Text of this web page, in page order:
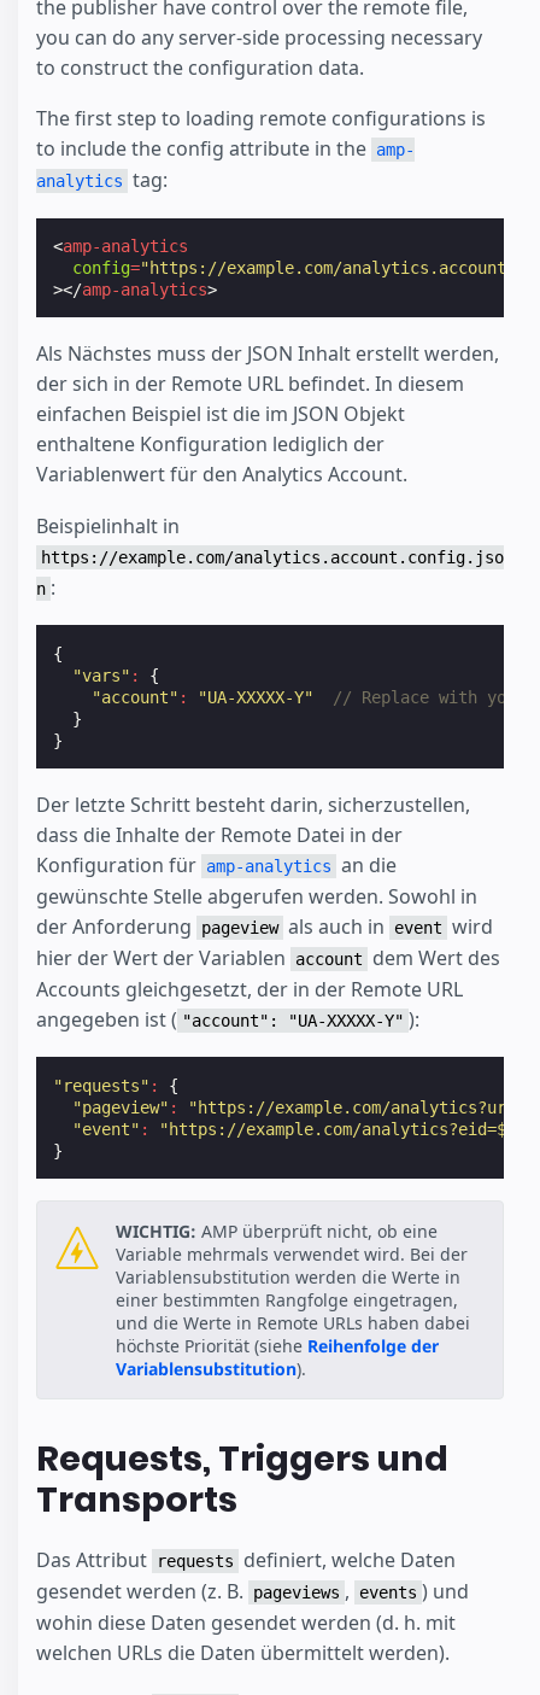
the publisher have control over the remote file,
you can do any server-side processing necessary
to construct the configuration data.
The first step to loading remote configurations is
to include the config attribute in the amp-
analytics tag:
<amp-analytics
config="https://example.com/
></amp-analytics>
Als Nächstes muss der JSON Inhalt erstellt werden,
der sich in der Remote URL befindet. In diesem
einfachen Beispiel ist die im JSON Objekt
enthaltene Konfiguration lediglich der
Variablenwert für den Analytics Account.
Beispielinhalt in
https://example.com/analytics.account.config.jso
n :
{
"vars" :
{
"account" : "UA-XXXXX-Y"
// Replace with your
}
}
Der letzte Schritt besteht darin, sicherzustellen,
dass die Inhalte der Remote Datei in der
Konfiguration für amp-analytics an die
gewünschte Stelle abgerufen werden. Sowohl in
der Anforderung
pageview als auch in event wird
hier der Wert der Variablen
account
dem Wert des
Accounts gleichgesetzt, der in der Remote URL
angegeben ist ( "account": "UA-XXXXX-Y" ):
"requests" :
{
"pageview" :
"https://example.com/
"event" :
"https://example.com/
}
WICHTIG: AMP überprüft nicht, ob eine
Variable mehrmals verwendet wird. Bei der
Variablensubstitution werden die Werte in
einer bestimmten Rangfolge eingetragen,
und die Werte in Remote URLs haben dabei
höchste Priorität (siehe Reihenfolge der
Variablensubstitution).
Requests, Triggers und
Transports
Das Attribut requests
definiert, welche Daten
gesendet werden (z. B.
pageviews , events ) und
wohin diese Daten gesendet werden (d. h. mit
welchen URLs die Daten übermittelt werden).